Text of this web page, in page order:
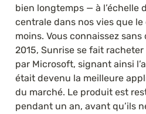
bien longtemps — à l’échelle
centrale dans nos vies que
moins. Vous connaissez sans
2015, Sunrise se fait
par Microsoft, signant ainsi
était devenu la meilleure
du marché. Le produit est
pendant un an, avant qu’ils